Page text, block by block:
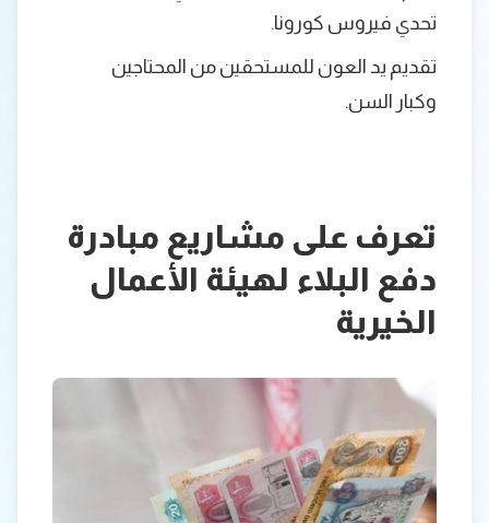
تحدي فيروس كورونا.
تقديم يد العون للمستحقين من المحتاجين
وكبار السن.
تعرف على مشاريع مبادرة
دفع البلاء لهيئة الأعمال
الخيرية